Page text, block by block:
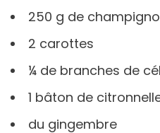
250 g de
2 carottes
¼ de branches de
1 bâton de
du gingembre